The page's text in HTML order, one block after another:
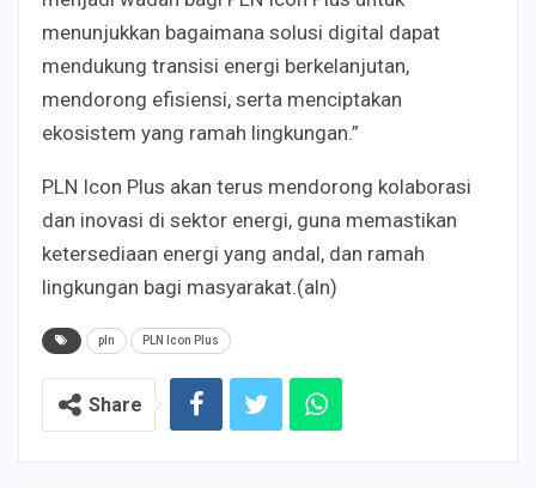
menunjukkan bagaimana solusi digital dapat
mendukung transisi energi berkelanjutan,
mendorong efisiensi, serta menciptakan
ekosistem yang ramah lingkungan.”
PLN Icon Plus akan terus mendorong kolaborasi
dan inovasi di sektor energi, guna memastikan
ketersediaan energi yang andal, dan ramah
lingkungan bagi masyarakat.(aln)
pln PLN Icon Plus
Share